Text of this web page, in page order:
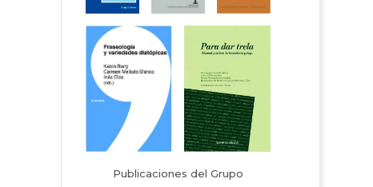
Publicaciones del Grupo